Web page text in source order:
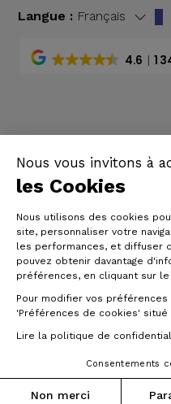
Nous vous invitons à
les Cookies
Nous utilisons des cookies
site, personnaliser votre
les performances, et diffuser
pouvez obtenir davantage
préférences, en cliquant sur le
Pour modifier vos
'Préférences de cookies' situé
Lire la politique de
Consentements
Non merci
Langue : Français
4.6 1
©